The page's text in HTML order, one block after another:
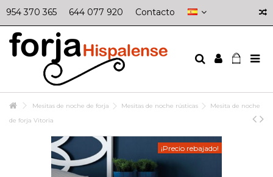
954 370 365 644 077 920 Contacto
Mesitas de noche de forja Mesitas de noche rústicas
Mesita de noche
de forja Vitoria
¡Precio rebajado!